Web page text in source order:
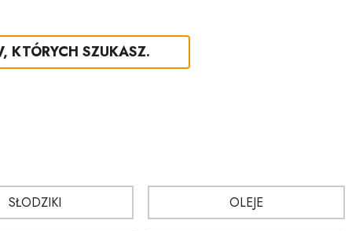
KTÓRYCH SZUKASZ.
SŁODZIKI OLEJE